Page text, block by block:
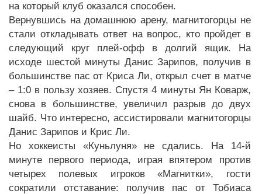
на который клуб оказался способен.
Вернувшись на домашнюю арену, магнитогорцы не
стали откладывать ответ на вопрос, кто пройдет в
следующий круг плей-офф в долгий ящик. На
исходе шестой минуты Данис Зарипов, получив в
большинстве пас от Криса Ли, открыл счет в матче
– 1:0 в пользу хозяев. Спустя 4 минуты Ян Коварж,
снова в большинстве, увеличил разрыв до двух
шайб. Что интересно, ассистировали магнитогорцы
Данис Зарипов и Крис Ли.
Но хоккеисты «Куньлуня» не сдались. На 14-й
минуте первого периода, играя впятером против
четырех полевых игроков «Магнитки», гости
сократили отставание: получив пас от Тобиаса